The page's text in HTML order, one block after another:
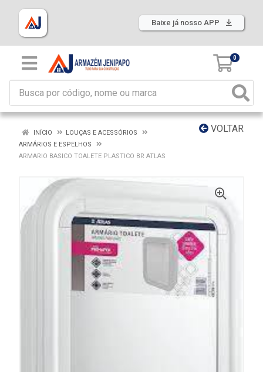
Baixe já nosso APP
0
VOLTAR
INÍCIO
LOUÇAS E ACESSÓRIOS
ARMÁRIOS E ESPELHOS
ARMARIO BASICO TOALETE PLASTICO BR ATLAS